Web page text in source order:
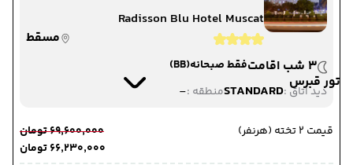
تور قبرس
Radisson Blu Hotel Muscat
مسقط
3 شب اقامت
فقط صبحانه(BB)
دید اتاق :STANDARDمنطقه :-
قیمت 2 تخته (هرنفر)
۶۹٬۶۰۰٬۰۰۰ تومان
۶۶٬۲۳۰٬۰۰۰ تومان